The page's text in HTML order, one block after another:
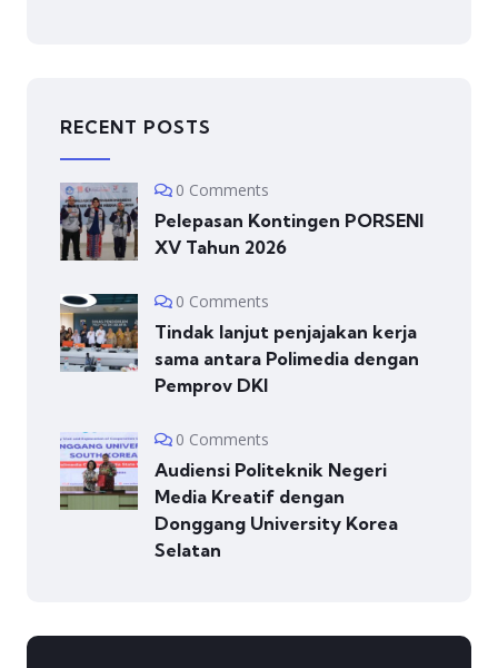
RECENT POSTS
0 Comments
Pelepasan Kontingen PORSENI
XV Tahun 2026
0 Comments
Tindak lanjut penjajakan kerja
sama antara Polimedia dengan
Pemprov DKI
0 Comments
Audiensi Politeknik Negeri
Media Kreatif dengan
Donggang University Korea
Selatan